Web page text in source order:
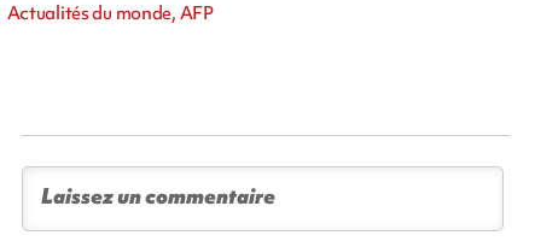
Actualités du monde, AFP